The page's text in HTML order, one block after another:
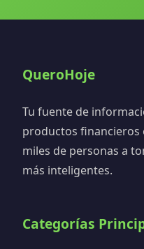
QueroHoje
Tu fuente de
productos financieros
miles de personas a
más inteligentes.
Categorías